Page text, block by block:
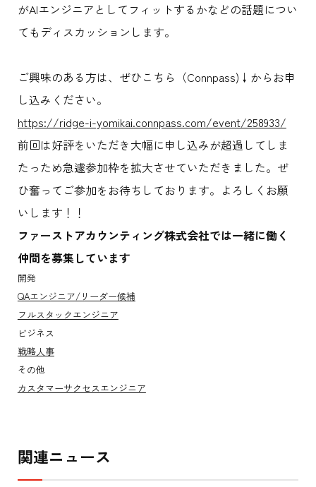
がAIエンジニアとしてフィットするかなどの話題につい
てもディスカッションします。
ご興味のある方は、ぜひこちら（Connpass)↓からお申
し込みください。
https://ridge-i-yomikai.connpass.com/event/258933/
前回は好評をいただき大幅に申し込みが超過してしま
たっため急遽参加枠を拡大させていただきました。ぜ
ひ奮ってご参加をお待ちしております。よろしくお願
いします！！
ファーストアカウンティング株式会社では一緒に働く
仲間を募集しています
開発
QAエンジニア/リーダー候補
フルスタックエンジニア
ビジネス
戦略人事
その他
カスタマーサクセスエンジニア
関連ニュース